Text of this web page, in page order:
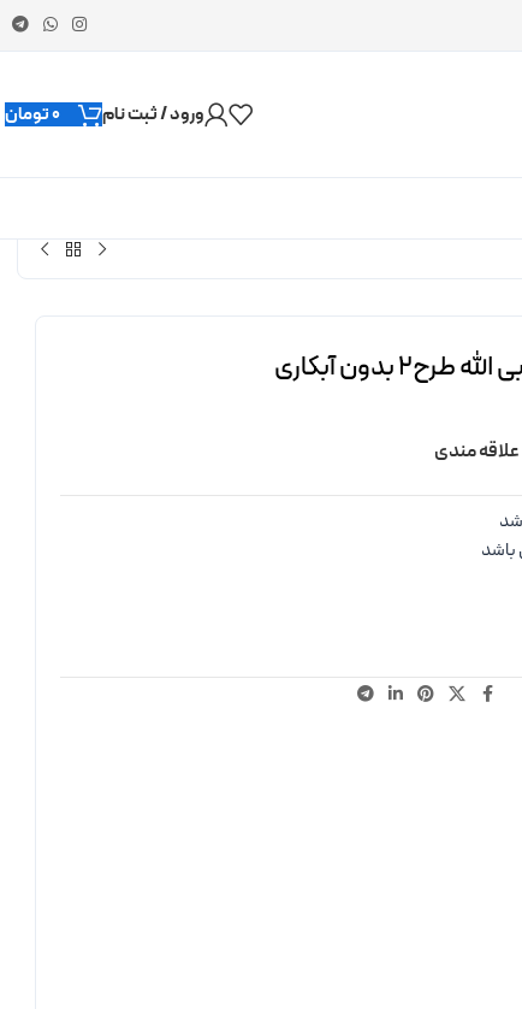
ورود / ثبت نام 0تومان
بدون آبکاری
مندی
باشد